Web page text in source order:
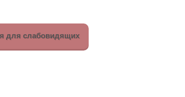
для слабовидящих